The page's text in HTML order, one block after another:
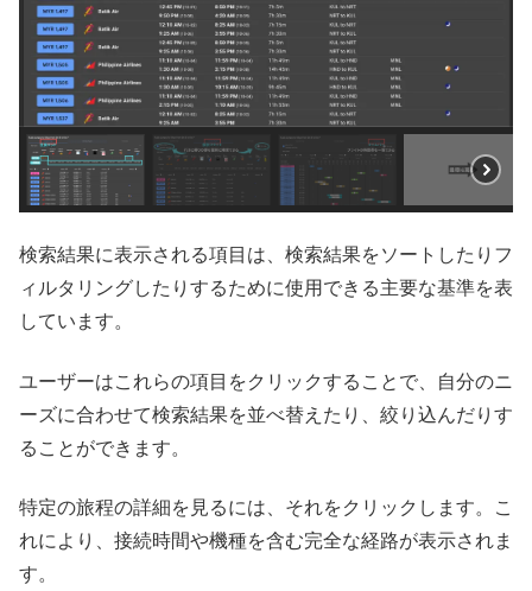
検索結果に表示される項目は、検索結果をソートしたりフ
ィルタリングしたりするために使用できる主要な基準を表
しています。
ユーザーはこれらの項目をクリックすることで、自分のニ
ーズに合わせて検索結果を並べ替えたり、絞り込んだりす
ることができます。
特定の旅程の詳細を見るには、それをクリックします。こ
れにより、接続時間や機種を含む完全な経路が表示されま
す。